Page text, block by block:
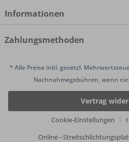
Informationen
Zahlungsmethoden
* Alle Preise inkl. gesetzl.
Nachnahmegebühren, wenn
Vertrag
Cookie-Einstellungen
Online